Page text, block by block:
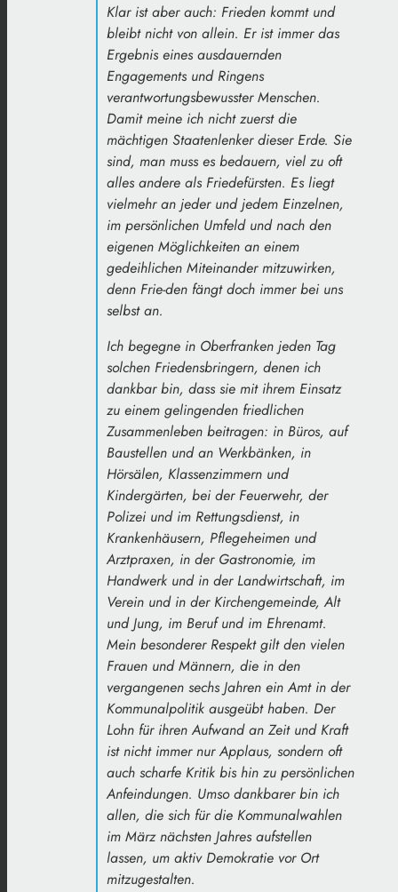
Klar ist aber auch: Frieden kommt und
bleibt nicht von allein. Er ist immer das
Ergebnis eines ausdauernden
Engagements und Ringens
verantwortungsbewusster Menschen.
Damit meine ich nicht zuerst die
mächtigen Staatenlenker dieser Erde. Sie
sind, man muss es bedauern, viel zu oft
alles andere als Friedefürsten. Es liegt
vielmehr an jeder und jedem Einzelnen,
im persönlichen Umfeld und nach den
eigenen Möglichkeiten an einem
gedeihlichen Miteinander mitzuwirken,
denn Frie-den fängt doch immer bei uns
selbst an.
Ich begegne in Oberfranken jeden Tag
solchen Friedensbringern, denen ich
dankbar bin, dass sie mit ihrem Einsatz
zu einem gelingenden friedlichen
Zusammenleben beitragen: in Büros, auf
Baustellen und an Werkbänken, in
Hörsälen, Klassenzimmern und
Kindergärten, bei der Feuerwehr, der
Polizei und im Rettungsdienst, in
Krankenhäusern, Pflegeheimen und
Arztpraxen, in der Gastronomie, im
Handwerk und in der Landwirtschaft, im
Verein und in der Kirchengemeinde, Alt
und Jung, im Beruf und im Ehrenamt.
Mein besonderer Respekt gilt den vielen
Frauen und Männern, die in den
vergangenen sechs Jahren ein Amt in der
Kommunalpolitik ausgeübt haben. Der
Lohn für ihren Aufwand an Zeit und Kraft
ist nicht immer nur Applaus, sondern oft
auch scharfe Kritik bis hin zu persönlichen
Anfeindungen. Umso dankbarer bin ich
allen, die sich für die Kommunalwahlen
im März nächsten Jahres aufstellen
lassen, um aktiv Demokratie vor Ort
mitzugestalten.